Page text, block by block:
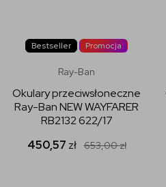
Bestseller Promocja
Ray-Ban
Okulary przeciwsłoneczne
Ray-Ban NEW WAYFARER
RB2132 622/17
450,57 zł 653,00zł